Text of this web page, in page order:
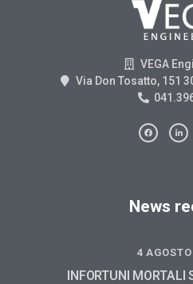
VEGA
Via Don Tosatto, 151
News
4
INFORTUNI MORTALI